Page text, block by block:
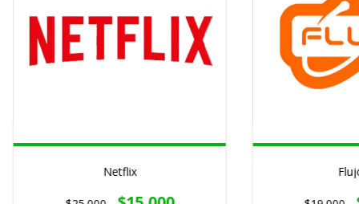
Netflix